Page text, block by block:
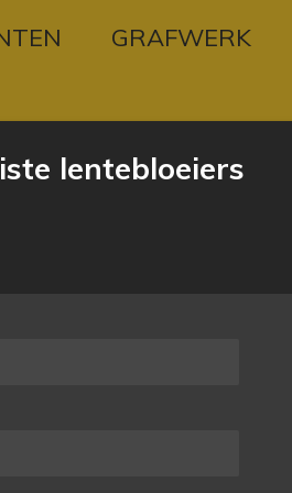
GRAFWERK
lentebloeiers